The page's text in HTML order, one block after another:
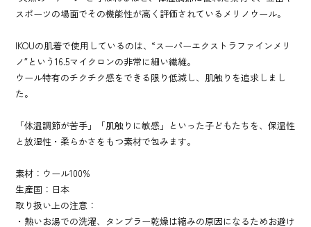
“天然のエアコン″と呼ばれるほど、体温調節に優れた素材で、登山や
IKOUの肌着で使用しているのは、“スーパーエクストラファインメリ
ノ″という16.5マイクロンの非常に細い繊維。
ウール特有のチクチク感をできる限り低減し、肌触りを追求しまし
「体温調節が苦手」「肌触りに敏感」といった子どもたちを、保温性
素材：ウール100%
生産国：日本
取り扱い上の注意：